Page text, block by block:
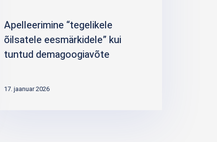
Apelleerimine “tegelikele
õilsatele eesmärkidele” kui
tuntud demagoogiavõte
17. jaanuar 2026